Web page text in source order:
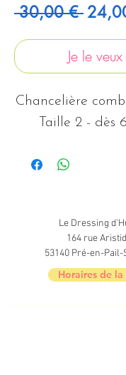
30,00 € Prix
Je le
Chancelière
Taille 2 - dès
Le Dressing
164 rue
53140 Pré-en-
Horaires de